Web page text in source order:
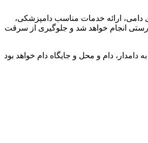
دامی، ارائه خدمات مناسب دامپزشکی،
انجام خواهد شد و جلوگیری از سرقت
کد کشور، رقم چهارم کد ایزو، رقم ۵ و ۶ کد استان، رقم ۷ نوع دام و ۸ رقم آخر هم مربوط به دامدار، دام و محل و جایگاه دام خواهد بود